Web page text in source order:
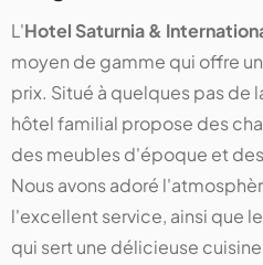
L'Hotel Saturnia &
moyen de gamme qui offre
prix. Situé à quelques pas de
hôtel familial propose des
des meubles d'époque et
Nous avons adoré
l'excellent service, ainsi que
qui sert une délicieuse